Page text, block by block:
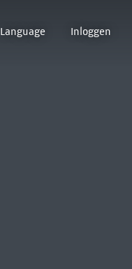
Language Inloggen